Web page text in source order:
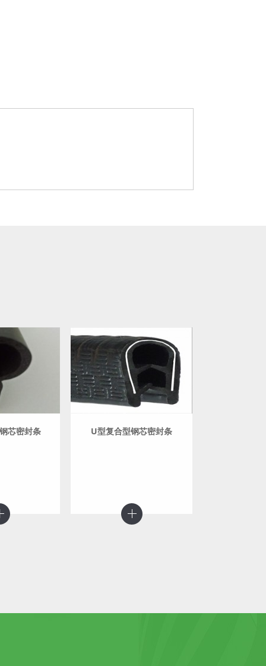
芯密封条 U型复合型钢芯密封条